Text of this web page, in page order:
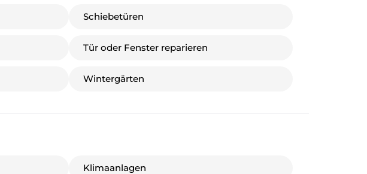
Schiebetüren
Tür oder Fenster reparieren
Wintergärten
Klimaanlagen